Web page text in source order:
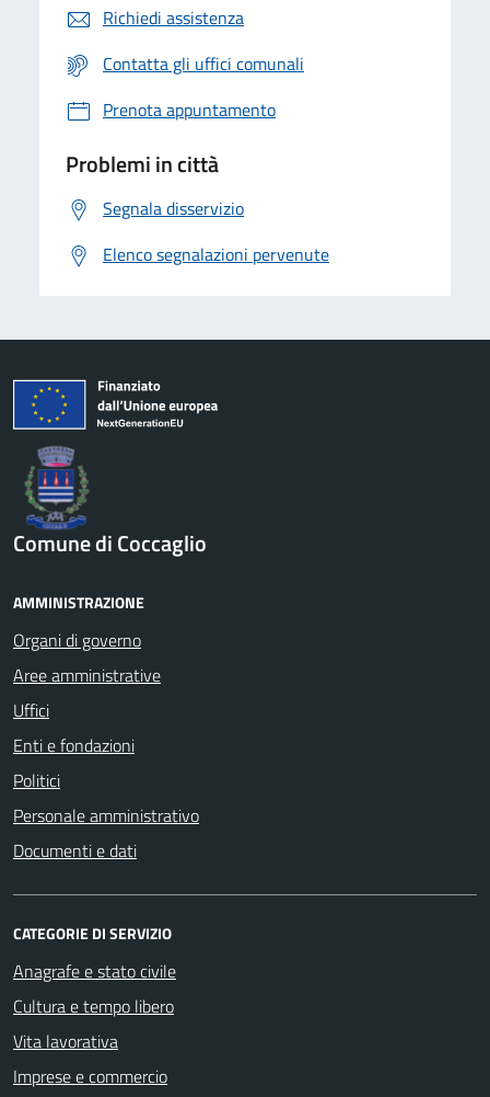
Richiedi assistenza
Contatta gli uffici comunali
Prenota appuntamento
Problemi in città
Segnala disservizio
Elenco segnalazioni pervenute
Comune di Coccaglio
AMMINISTRAZIONE
Organi di governo
Aree amministrative
Uffici
Enti e fondazioni
Politici
Personale amministrativo
Documenti e dati
CATEGORIE DI SERVIZIO
Anagrafe e stato civile
Cultura e tempo libero
Vita lavorativa
Imprese e commercio